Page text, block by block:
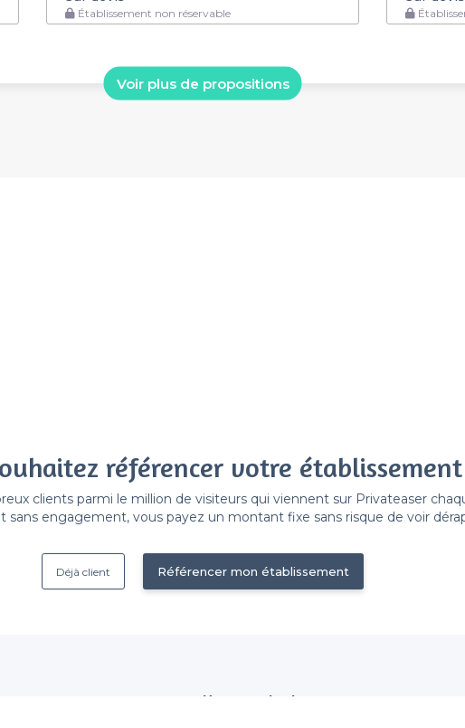
Établissement non réservable
Voir plus de propositions
référencer votre établissement
clients parmi le million de visiteurs qui viennent sur Privateaser
sans engagement, vous payez un montant fixe sans risque de voir
Référencer mon établissement
Déjà client
Nous contacter